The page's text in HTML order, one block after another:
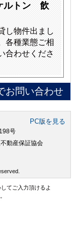
ルトン 飲
し物件出まし
各種業態ご相
合わせくださ
お問い合わせ
PC版を見る
号
動産保証協会
てご入力頂けるよ